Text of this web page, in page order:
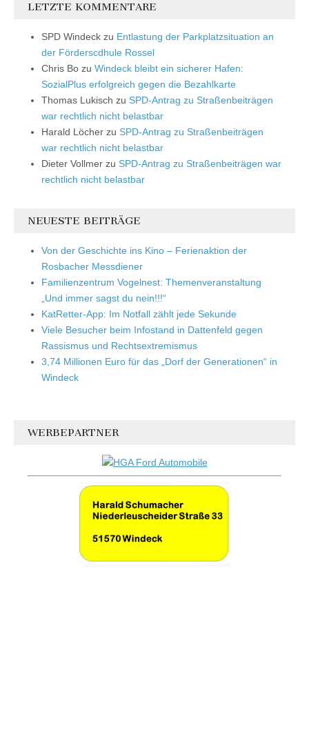
LETZTE KOMMENTARE
SPD Windeck zu Entlastung der Parkplatzsituation an
der Förderscdhule Rossel
Chris Bo zu Windeck bleibt ein sicherer Hafen:
SozialPlus erfolgreich gegen die Bezahlkarte
Thomas Lukisch zu SPD-Antrag zu Straßenbeiträgen
war rechtlich nicht belastbar
Harald Löcher zu SPD-Antrag zu Straßenbeiträgen
war rechtlich nicht belastbar
Dieter Vollmer zu SPD-Antrag zu Straßenbeiträgen war
rechtlich nicht belastbar
NEUESTE BEITRÄGE
Von der Geschichte ins Kino – Ferienaktion der
Rosbacher Messdiener
Familienzentrum Vogelnest: Themenveranstaltung
„Und immer sagst du nein!!!“
KatRetter-App: Im Notfall zählt jede Sekunde
Viele Besucher beim Infostand in Dattenfeld gegen
Rassismus und Rechtsextremismus
3,74 Millionen Euro für das „Dorf der Generationen“ in
Windeck
WERBEPARTNER